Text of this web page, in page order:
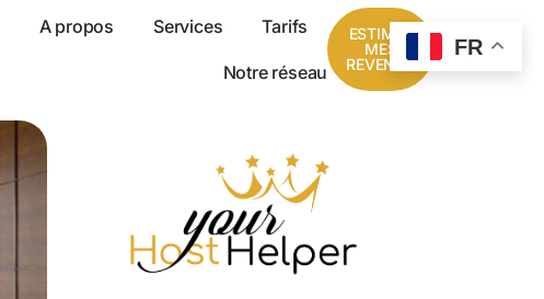
A propos Services Tarifs
Notre réseau
ESTIMER
MES
REVENUS
FR